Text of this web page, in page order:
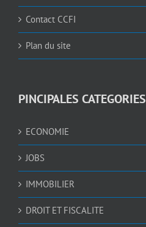
Contact CCFI
Plan du site
PINCIPALES CATEGORIES
ECONOMIE
JOBS
IMMOBILIER
DROIT ET FISCALITE